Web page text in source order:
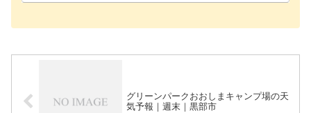
グリーンパークおおしまキャンプ場の天
気予報｜週末｜黒部市